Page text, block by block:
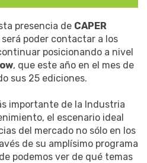
presencia de CAPER
será poder contactar a los
posicionando a nivel
, que este año en el mes de
sus 25 ediciones.
importante de la Industria
el escenario ideal
del mercado no sólo en los
de su amplísimo programa
podemos ver de qué temas